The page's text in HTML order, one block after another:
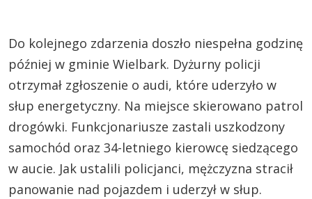
Do kolejnego zdarzenia doszło niespełna godzinę
później w gminie Wielbark. Dyżurny policji
otrzymał zgłoszenie o audi, które uderzyło w
słup energetyczny. Na miejsce skierowano patrol
drogówki. Funkcjonariusze zastali uszkodzony
samochód oraz 34-letniego kierowcę siedzącego
w aucie. Jak ustalili policjanci, mężczyzna stracił
panowanie nad pojazdem i uderzył w słup.